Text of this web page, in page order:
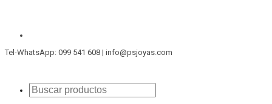
Tel-WhatsApp: 099 541 608 | info@psjoyas.com